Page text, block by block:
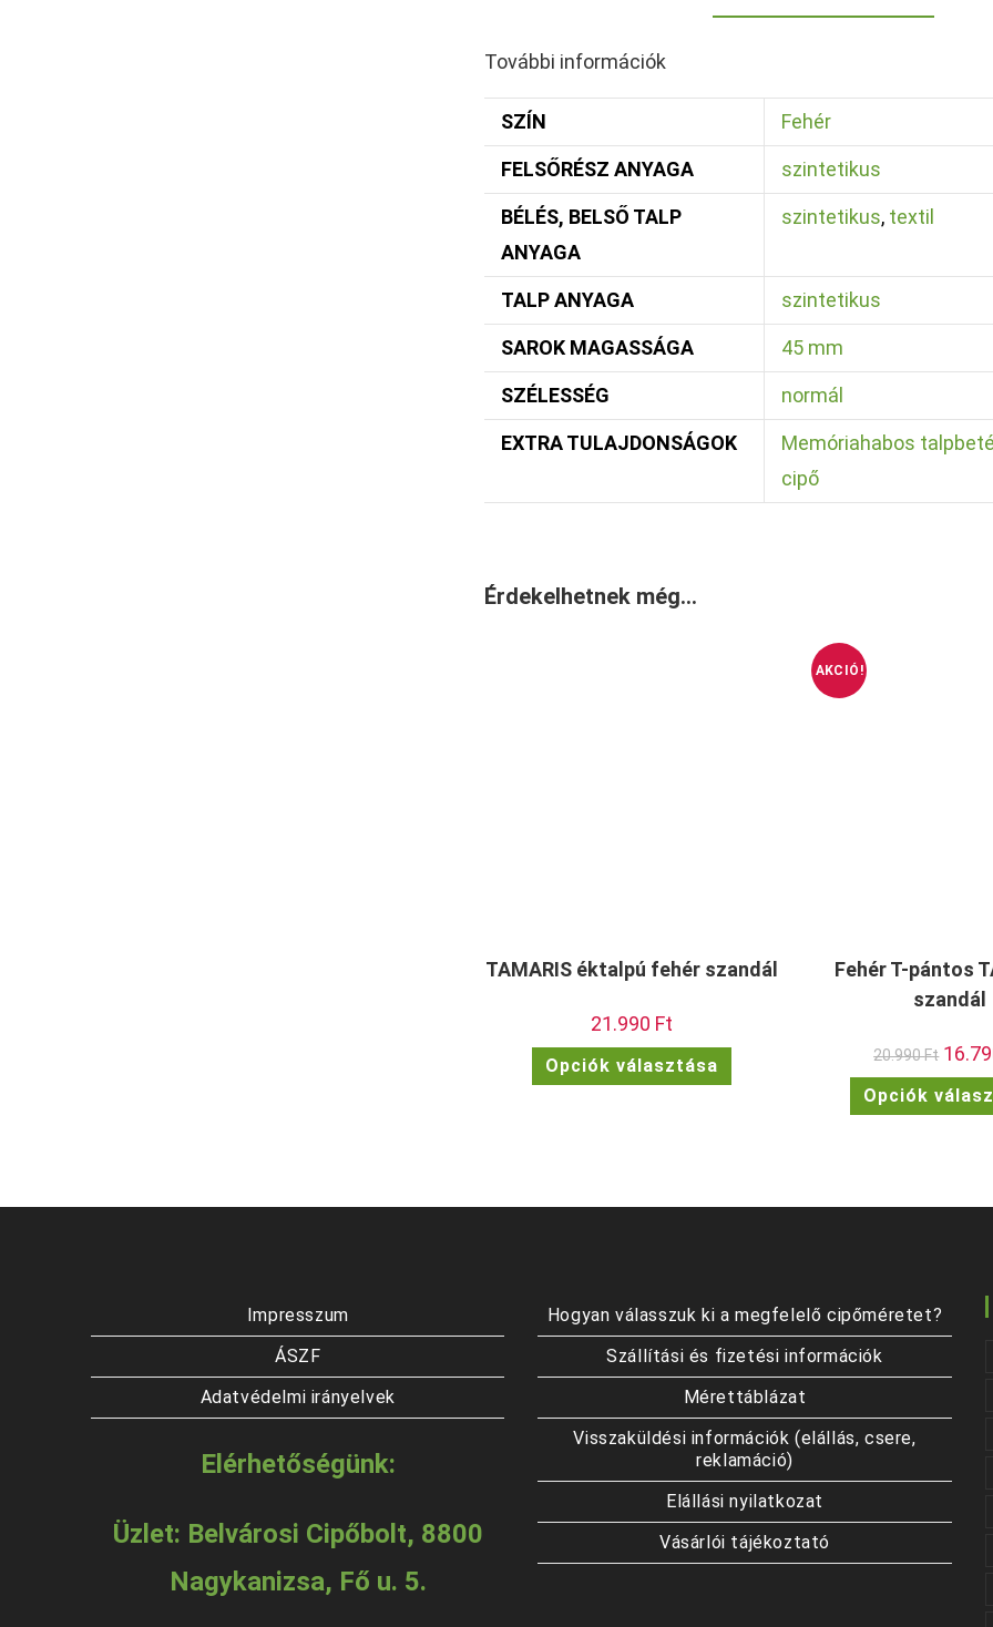
További információk
SZÍN Fehér
FELSŐRÉSZ ANYAGA szintetikus
BÉLÉS, BELSŐ TALP
ANYAGA
szintetikus, textil
TALP ANYAGA szintetikus
SAROK MAGASSÁGA 45 mm
SZÉLESSÉG normál
EXTRA TULAJDONSÁGOK Memóriahabos
cipő
Érdekelhetnek még…
TAMARIS éktalpú fehér szandál
21.990 Ft
Opciók választása
terméknek
választhatók
AKCIÓ!
Fehér T-pántos
szandál
20.990Ft
price
was:
20.990
Opciók
Impresszum
ÁSZF
Adatvédelmi irányelvek
Elérhetőségünk:
Üzlet: Belvárosi Cipőbolt, 8800
Nagykanizsa, Fő u. 5.
Hogyan válasszuk ki a megfelelő cipőméretet?
Szállítási és fizetési információk
Mérettáblázat
Visszaküldési információk (elállás, csere,
reklamáció)
Elállási nyilatkozat
Vásárlói tájékoztató